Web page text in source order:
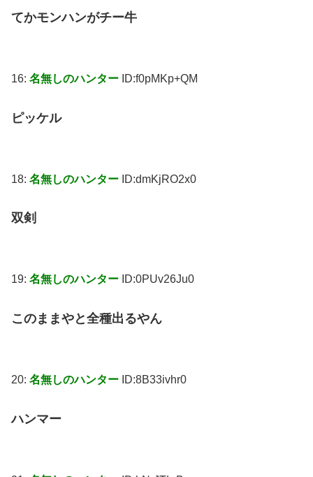
てかモンハンがチー牛
16: 名無しのハンター ID:f0pMKp+QM
ピッケル
18: 名無しのハンター ID:dmKjRO2x0
双剣
19: 名無しのハンター ID:0PUv26Ju0
このままやと全種出るやん
20: 名無しのハンター ID:8B33ivhr0
ハンマー